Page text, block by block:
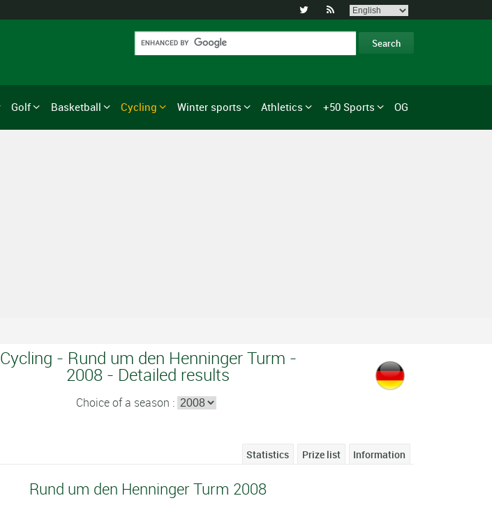
 
Golf Basketball Cycling Winter sports Athletics +50 Sports OG
Cycling - Rund um den Henninger Turm -
2008 - Detailed results
Choice of a season :
Information
Prize list
Statistics
Rund um den Henninger Turm 2008